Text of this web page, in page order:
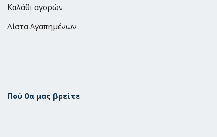
Καλάθι αγορών
Λίστα Αγαπημένων
Πού θα μας βρείτε